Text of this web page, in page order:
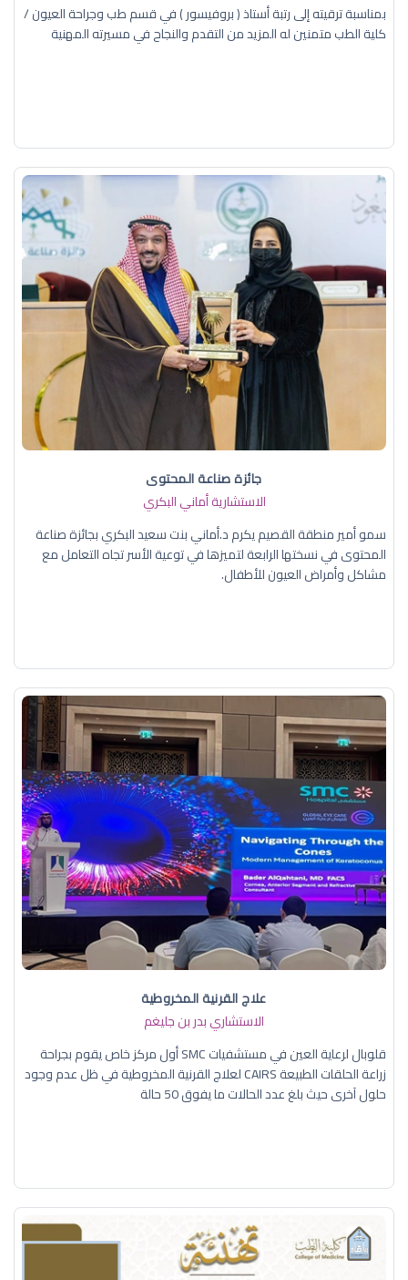
بمناسبة ترقيته إلى رتبة أستاذ ( بروفيسور ) في قسم طب وجراحة العيون /
كلية الطب متمنين له المزيد من التقدم والنجاح في مسيرته المهنية
جائزة صناعة المحتوى
الاستشارية أماني البكري
سمو أمير منطقة القصيم يكرم د.أماني بنت سعيد البكري بجائزة صناعة
المحتوى في نسختها الرابعة لتميزها في توعية الأسر تجاه التعامل مع
مشاكل وأمراض العيون للأطفال.
علاج القرنية المخروطية
الاستشاري بدر بن جليغم
قلوبال لرعاية العين في مستشفيات SMC أول مركز خاص يقوم بجراحة
زراعة الحلقات الطبيعة CAIRS لعلاج القرنية المخروطية في ظل عدم وجود
حلول آخرى حيث بلغ عدد الحالات ما يفوق 50 حالة